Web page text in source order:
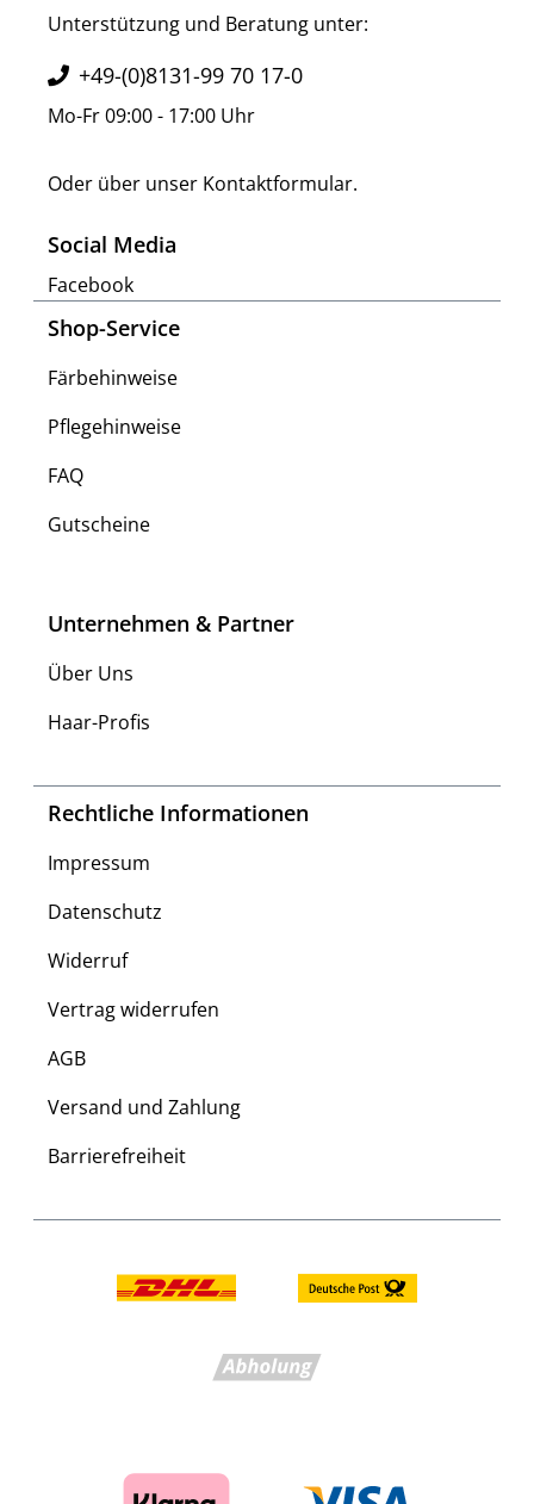
Unterstützung und Beratung unter:
+49-(0)8131-99 70 17-0
Mo-Fr 09:00 - 17:00 Uhr
Oder über unser Kontaktformular.
Social Media
Facebook
Shop-Service
Färbehinweise
Pflegehinweise
FAQ
Gutscheine
Unternehmen & Partner
Über Uns
Haar-Profis
Rechtliche Informationen
Impressum
Datenschutz
Widerruf
Vertrag widerrufen
AGB
Versand und Zahlung
Barrierefreiheit